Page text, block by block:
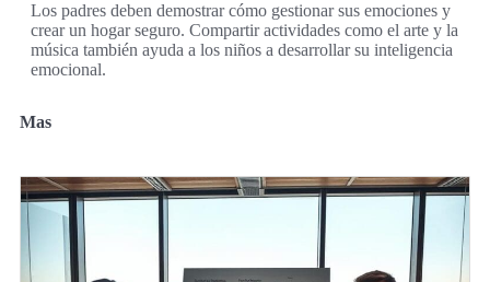
Los padres deben demostrar cómo gestionar sus emociones y
crear un hogar seguro. Compartir actividades como el arte y la
música también ayuda a los niños a desarrollar su inteligencia
emocional.
Mas